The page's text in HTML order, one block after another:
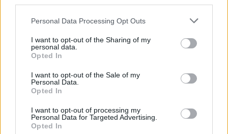
Please note that this website/app uses one or more Google
not limited to your visit or usage behaviour. You may click to
grant or deny consent to Google and its third-party tags to
use your data for below specified purposes in below Google
consent section.
Personal Data Processing Opt Outs
I want to opt-out of the Sharing of my
personal data.
Opted In
I want to opt-out of the Sale of my
Personal Data.
Opted In
I want to opt-out of processing my
Personal Data for Targeted Advertising.
Opted In
Il ritorno di Raul Jimenez al Wolves: storia, numeri e
Chouchaa: chi è il calciatore algerino?
A quanto ammonta il patrimonio di Andrea Pirlo?